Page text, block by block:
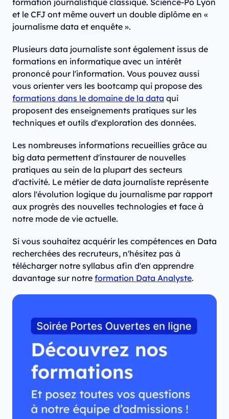
formation journalistique classique. Science-Po Lyon
et le CFJ ont même ouvert un double diplôme en «
journalisme data et enquête ».
Plusieurs data journaliste sont également issus de
formations en informatique avec un intérêt
prononcé pour l'information. Vous pouvez aussi
vous orienter vers les bootcamp qui propose des
formations dans le domaine de la data qui
proposent des enseignements pratiques sur les
techniques et outils d'exploration des données.
Les nombreuses informations recueillies grâce au
big data permettent d'instaurer de nouvelles
pratiques au sein de la plupart des secteurs
d'activité. Le métier de data journaliste représente
alors l'évolution logique du journalisme par rapport
aux progrès des nouvelles technologies et face à
notre mode de vie actuelle.
Si vous souhaitez acquérir les compétences en Data
recherchées des recruteurs, n'hésitez pas à
télécharger notre syllabus afin d'en apprendre
davantage sur notre formation Data Analyste.